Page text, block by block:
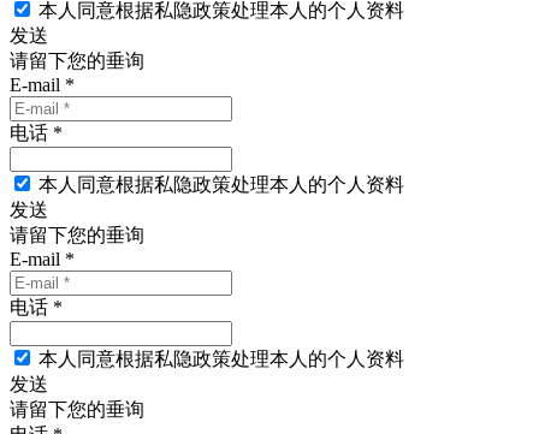
本人同意根据私隐政策处理本人的个人资料
发送
请留下您的垂询
E-mail *
电话 *
本人同意根据私隐政策处理本人的个人资料
发送
请留下您的垂询
E-mail *
电话 *
本人同意根据私隐政策处理本人的个人资料
发送
请留下您的垂询